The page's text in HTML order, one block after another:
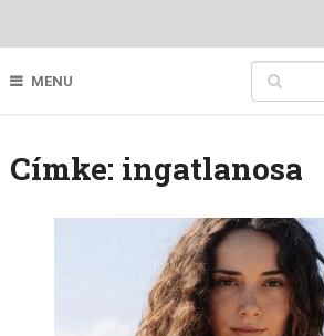
MENU
Címke: ingatlanosa